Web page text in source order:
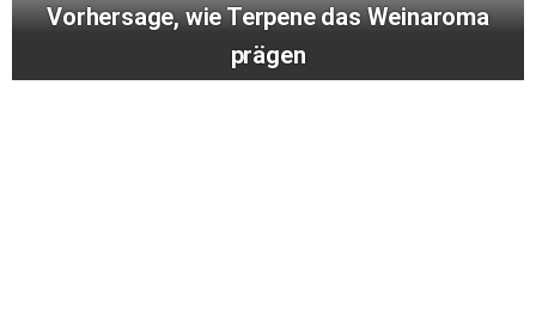
Vorhersage, wie Terpene das Weinaroma
prägen